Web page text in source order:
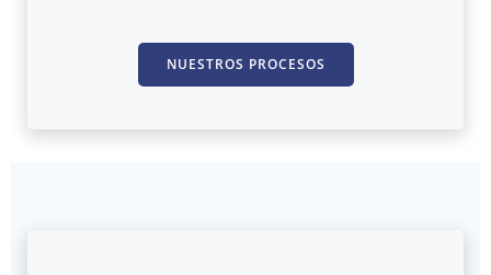
NUESTROS PROCESOS